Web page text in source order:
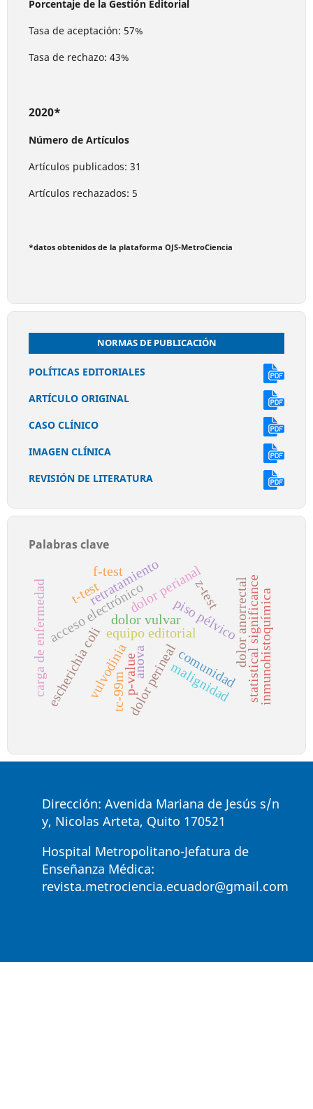
Porcentaje de la Gestión Editorial
Tasa de aceptación: 57%
Tasa de rechazo: 43%
2020*
Número de Artículos
Artículos publicados: 31
Artículos rechazados: 5
*datos obtenidos de la plataforma OJS-MetroCiencia
NORMAS DE PUBLICACIÓN
POLÍTICAS EDITORIALES
ARTÍCULO ORIGINAL
CASO CLÍNICO
IMAGEN CLÍNICA
REVISIÓN DE LITERATURA
Palabras clave
equipo editorial
acceso electrónico
comunidad
escherichia coli dolor perineal
vulvodinia
dolor vulvar
dolor perianal
piso pélvicodolor anorrectal
retratamiento
carga de enfermedad p-value statistical significance
z-test
t-test
anova
f-test
inmunohistoquímica
malignidad
tc-99m
Dirección: Avenida Mariana de Jesús s/n
y, Nicolas Arteta, Quito 170521
Hospital Metropolitano-Jefatura de
Enseñanza Médica:
revista.metrociencia.ecuador@gmail.com